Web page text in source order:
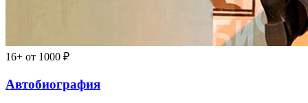
16+ от 1000 ₽
Автобиография